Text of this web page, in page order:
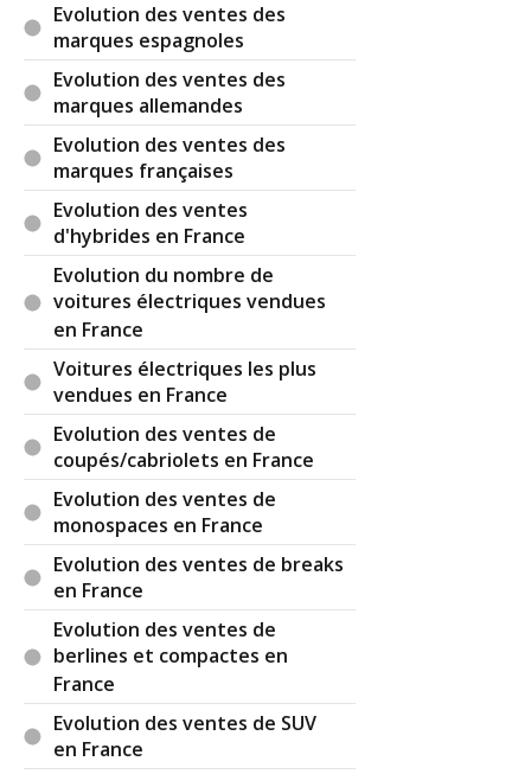
Evolution des ventes des
marques espagnoles
Evolution des ventes des
marques allemandes
Evolution des ventes des
marques françaises
Evolution des ventes
d'hybrides en France
Evolution du nombre de
voitures électriques vendues
en France
Voitures électriques les plus
vendues en France
Evolution des ventes de
coupés/cabriolets en France
Evolution des ventes de
monospaces en France
Evolution des ventes de breaks
en France
Evolution des ventes de
berlines et compactes en
France
Evolution des ventes de SUV
en France